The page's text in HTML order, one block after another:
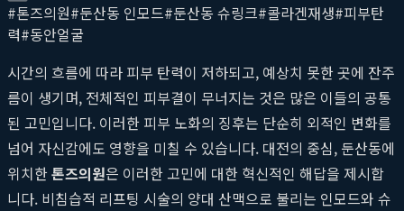
#톤즈의원#둔산동 인모드#둔산동 슈링크#콜라겐재생#피부탄
력#동안얼굴
시간의 흐름에 따라 피부 탄력이 저하되고, 예상치 못한 곳에 잔주
름이 생기며, 전체적인 피부결이 무너지는 것은 많은 이들의 공통
된 고민입니다. 이러한 피부 노화의 징후는 단순히 외적인 변화를
넘어 자신감에도 영향을 미칠 수 있습니다. 대전의 중심, 둔산동에
위치한톤즈의원은 이러한 고민에 대한 혁신적인 해답을 제시합
니다. 비침습적 리프팅 시술의 양대 산맥으로 불리는 인모드와 슈